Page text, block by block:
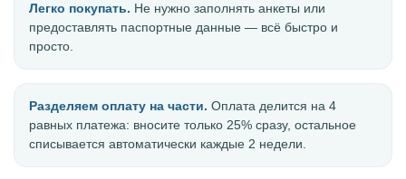
Легко покупать. Не нужно заполнять анкеты или
предоставлять паспортные данные — всё быстро и
просто.
Разделяем оплату на части. Оплата делится на 4
равных платежа: вносите только 25% сразу, остальное
списывается автоматически каждые 2 недели.